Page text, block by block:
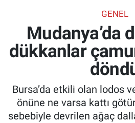
GENEL
Mudanya’da
dükkanlar
Bursa’da etkili olan lodos
önüne ne varsa kattı
sebebiyle devrilen ağaç
SPOR
SAĞLIK
Süper Lig Puan Durumu
Son Dakika Haberleri